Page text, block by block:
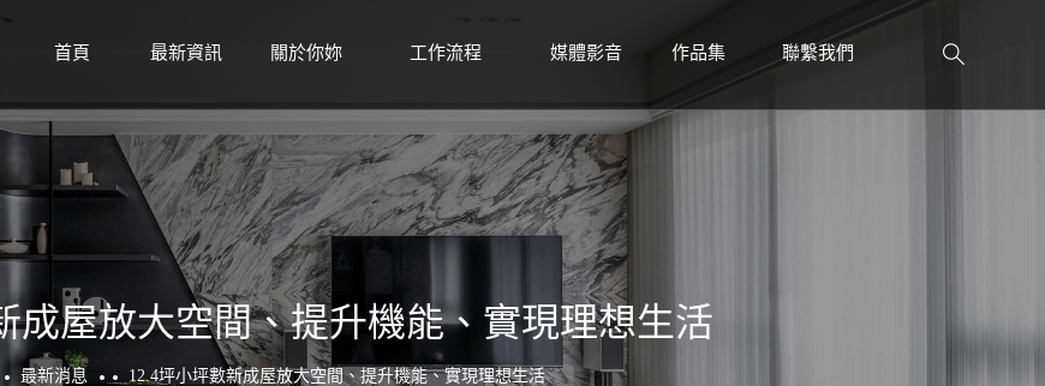
首頁
最新資訊
關於你妳
工作流程
媒體影音
作品集
聯繫我們
成屋放大空間、提升機能、實現理想生活
最新消息 12.4坪小坪數新成屋放大空間、提升機能、實現理想生活